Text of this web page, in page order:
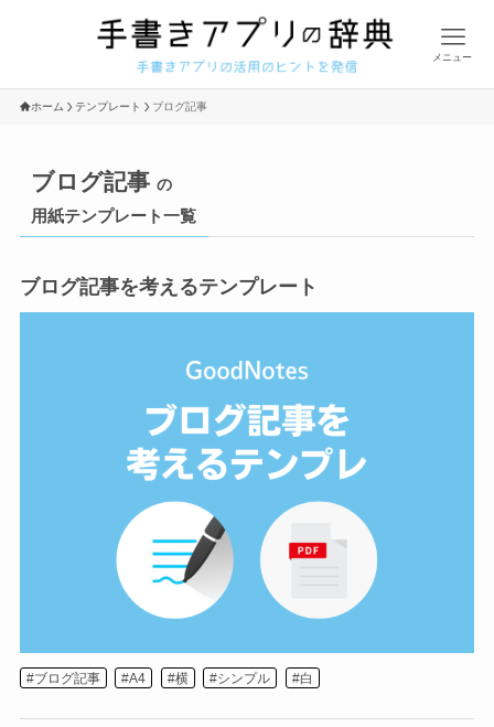
メニュー
ホーム テンプレート ブログ記事
ブログ記事 の
用紙テンプレート一覧
ブログ記事を考えるテンプレート
ブログ記事 A4 横 シンプル 白